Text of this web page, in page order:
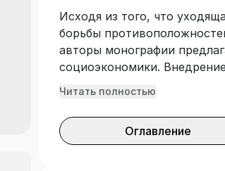
Исходя из того, что
борьбы
авторы монографии
социоэкономики.
российскую экономику в
синергии самоуправления
государственного
Читать полностью
Оглавление